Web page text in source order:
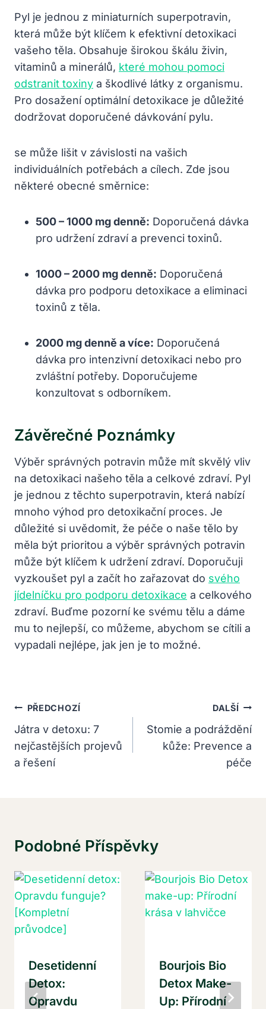
Pyl je jednou z miniaturních superpotravin,
která může být klíčem k efektivní detoxikaci
vašeho těla. Obsahuje širokou škálu živin,
vitaminů a minerálů, které mohou pomoci
odstranit toxiny a škodlivé látky z organismu.
Pro dosažení optimální detoxikace je důležité
dodržovat doporučené dávkování pylu.
se může lišit v závislosti na vašich
individuálních potřebách a cílech. Zde jsou
některé obecné směrnice:
500 – 1000 mg denně: Doporučená dávka
pro udržení zdraví a prevenci toxinů.
1000 – 2000 mg denně: Doporučená
dávka pro podporu detoxikace a eliminaci
toxinů z těla.
2000 mg denně a více: Doporučená
dávka pro intenzivní detoxikaci nebo pro
zvláštní potřeby. Doporučujeme
konzultovat s odborníkem.
Závěrečné Poznámky
Výběr správných potravin může mít skvělý vliv
na detoxikaci našeho těla a celkové zdraví. Pyl
je jednou z těchto superpotravin, která nabízí
mnoho výhod pro detoxikační proces. Je
důležité si uvědomit, že péče o naše tělo by
měla být prioritou a výběr správných potravin
může být klíčem k udržení zdraví. Doporučuji
vyzkoušet pyl a začít ho zařazovat do svého
jídelníčku pro podporu detoxikace a celkového
zdraví. Buďme pozorní ke svému tělu a dáme
mu to nejlepší, co můžeme, abychom se cítili a
vypadali nejlépe, jak jen je to možné.
Navigace
Pro
Příspěvek
PŘEDCHOZÍ
Játra v detoxu: 7
nejčastějších projevů
a řešení
DALŠÍ
Stomie a podráždění
kůže: Prevence a
péče
Podobné Příspěvky
Desetidenní
Detox:
Opravdu
Bourjois Bio
Detox Make-
Up: Přírodní